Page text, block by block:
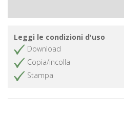
Leggi le condizioni d'uso
Download
Copia/incolla
Stampa